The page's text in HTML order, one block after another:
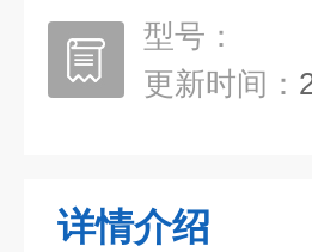
型号：
更新时间：
详情介绍